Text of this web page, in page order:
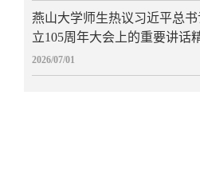
燕山大学师生热议习近平总
立105周年大会上的重要讲话
2026/07/01